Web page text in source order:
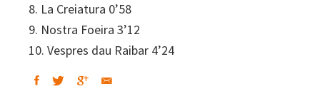
8. La Creiatura 0’58
9. Nostra Foeira 3’12
10. Vespres dau Raibar 4’24